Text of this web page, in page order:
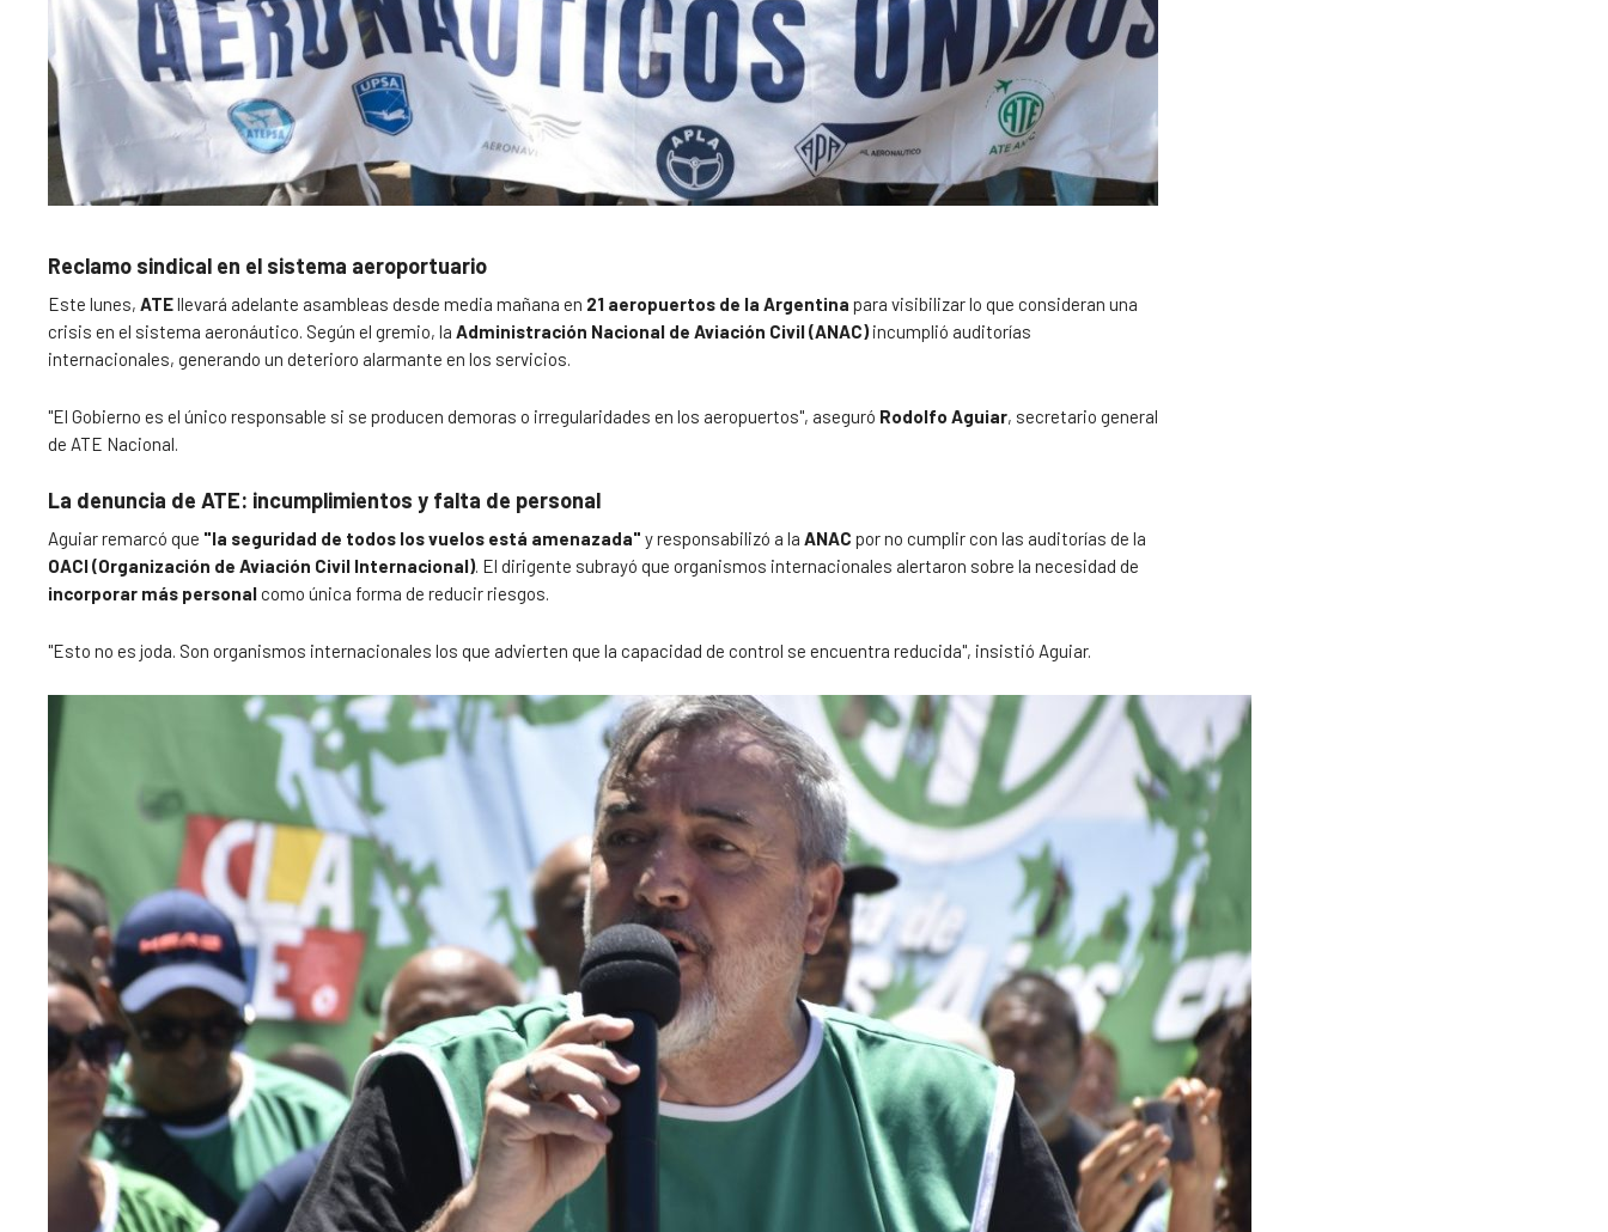
Reclamo sindical en el sistema aeroportuario
Este lunes, ATEllevará adelante asambleas desde media mañana en 21 aeropuertos de la Argentina para visibilizar lo que consideran una
crisis en el sistema aeronáutico. Según el gremio, la Administración Nacional de Aviación Civil (ANAC)incumplió auditorías
internacionales, generando un deterioro alarmante en los servicios.
"El Gobierno es el único responsable si se producen demoras o irregularidades en los aeropuertos", aseguró Rodolfo Aguiar, secretario general
de ATE Nacional.
La denuncia de ATE: incumplimientos y falta de personal
Aguiar remarcó que "la seguridad de todos los vuelos está amenazada" y responsabilizó a la ANAC por no cumplir con las auditorías de la
OACI (Organización de Aviación Civil Internacional). El dirigente subrayó que organismos internacionales alertaron sobre la necesidad de
incorporar más personal como única forma de reducir riesgos.
"Esto no es joda. Son organismos internacionales los que advierten que la capacidad de control se encuentra reducida", insistió Aguiar.